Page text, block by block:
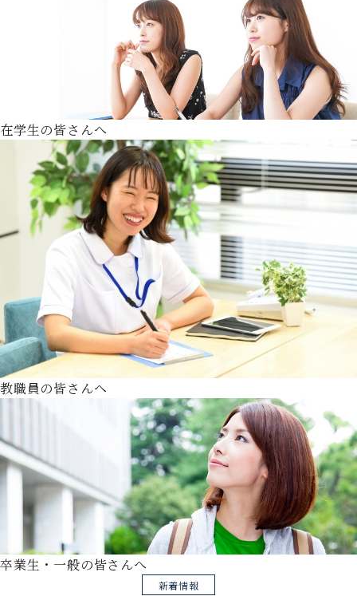
在学生の皆さんへ
教職員の皆さんへ
卒業生・一般の皆さんへ
新着情報